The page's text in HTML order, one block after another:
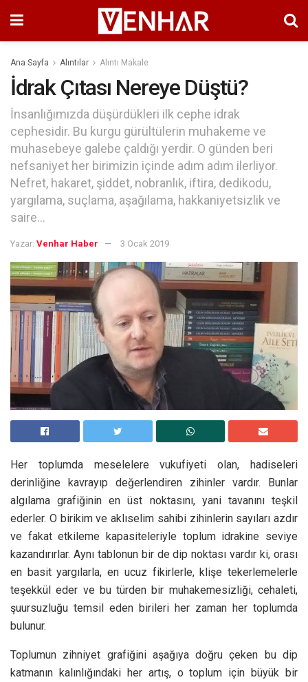
Ana Sayfa Alıntılar Alıntı Makale
İdrak Çıtası Nereye Düştü?
İnsanlığımızda düşürdükleri ilk cephe idrak
cephesidir. Bu kurgu gürültülerin muhakeme ve
muhasebeye galebe çaldığı yerdir. O günden beri
nefsaniyet her birimizin içinde adım adım ilerliyor.
Nefret, hakaret, şiddet, nobranlık, iftira, dedikodu,
yargılama, suçlama, aşağılama, hakkaniyetsizlik ve
saire...
Yazar: Venhar Haber 3 Ocak 2019
Her toplumda meselelere vukufiyeti olan, hadiseleri
derinliğine kavrayıp değerlendiren zihinler vardır. Bunlar
algılama grafiğinin en üst noktasını, yani tavanını teşkil
ederler. O birikim ve aklıselim sahibi zihinlerin sayıları azdır
ve fakat etkileme kapasiteleriyle toplum idrakine seviye
kazandırırlar. Aynı tablonun bir de dip noktası vardır ki, orası
en basit yargılarla, en ucuz fikirlerle, klişe tekerlemelerle
teşekkül eder ve bu türden bir muhakemesizliği, cehaleti,
şuursuzluğu temsil eden birileri her zaman her toplumda
bulunur.
Toplumun zihniyet grafiğini aşağıya doğru çeken bu dip
katmanın kalınlığındaki her artış, o toplum için büyük bir